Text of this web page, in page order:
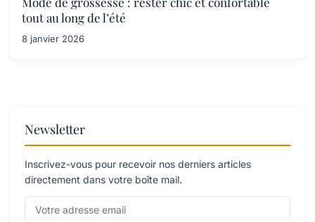
tout au long de l’été
8 janvier 2026
Newsletter
Inscrivez-vous pour recevoir nos derniers articles
directement dans votre boîte mail.